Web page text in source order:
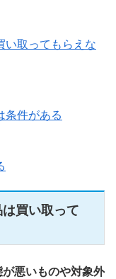
い取ってもらえな
条件がある
買い取って
悪いものや対象外